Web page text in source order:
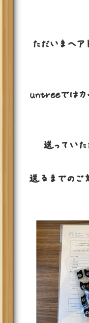
ただいまヘ
untreeではカ
送ってい
送るまでのご